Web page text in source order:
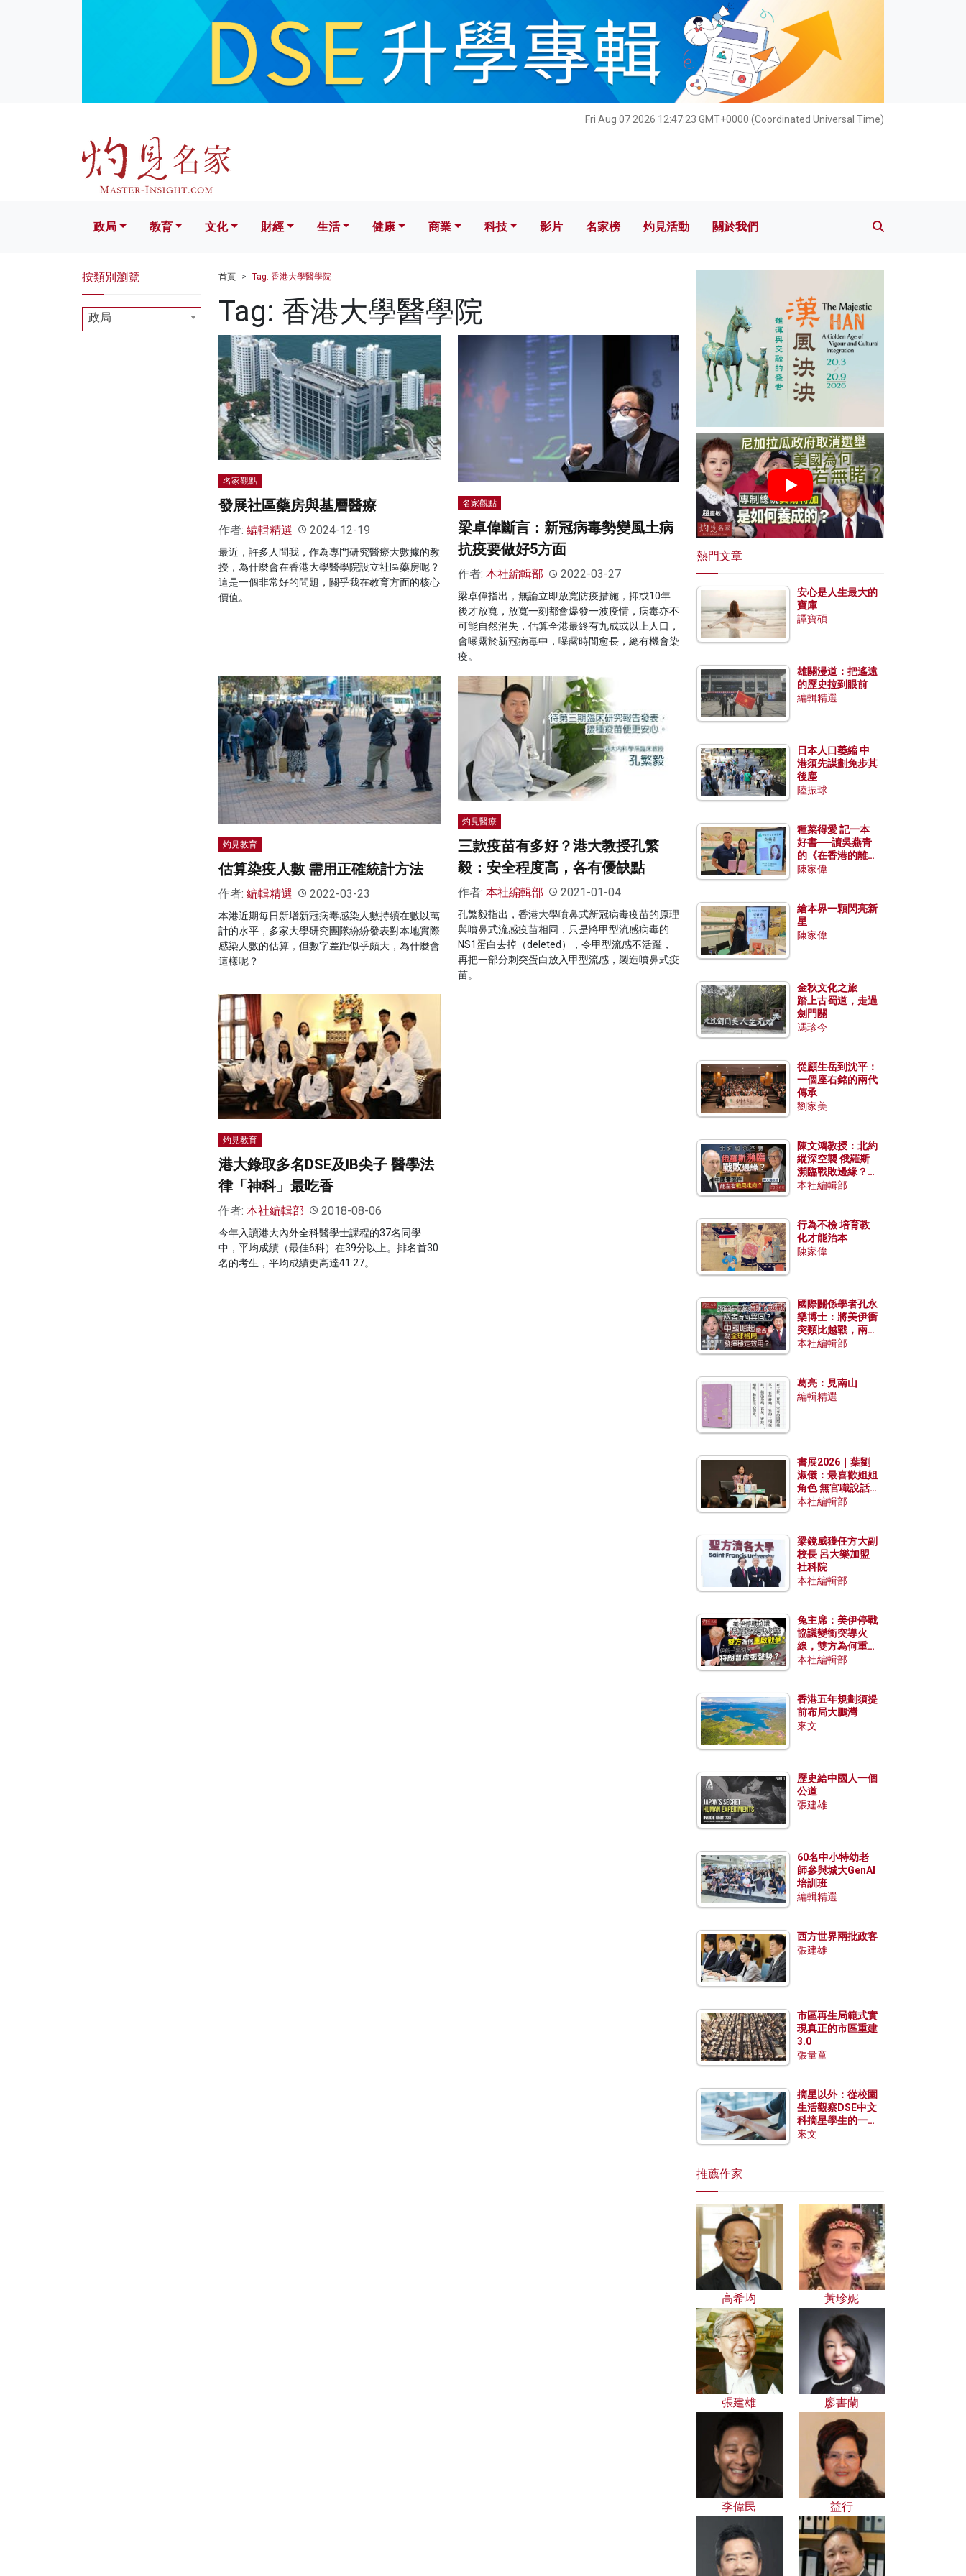
Fri Aug 07 2026 12:47:24 GMT+0000 (Coordinated Universal Time)
文化 財經 生活 健康 科技 影片 名家榜 灼見活動 關於我們
政局 教育 文化 財經 生活 健康 商業 科技 影片 名家榜 灼見活動 關於我們
首頁 Tag: 香港大學醫學院
Tag: 香港大學醫學院
名家觀點
發展社區藥房與基層醫療
作者: 編輯精選 2024-12-19
最近，許多人問我，作為專門研究醫療大數據的教
授，為什麼會在香港大學醫學院設立社區藥房呢？
這是一個非常好的問題，關乎我在教育方面的核心
價值。
名家觀點
梁卓偉斷言：新冠病毒勢變風土病
抗疫要做好5方面
作者: 本社編輯部 2022-03-27
梁卓偉指出，無論立即放寬防疫措施，抑或10年
後才放寬，放寬一刻都會爆發一波疫情，病毒亦不
可能自然消失，估算全港最終有九成或以上人口，
會曝露於新冠病毒中，曝露時間愈長，總有機會染
疫。
灼見教育
估算染疫人數 需用正確統計方法
作者: 編輯精選 2022-03-23
本港近期每日新增新冠病毒感染人數持續在數以萬
計的水平，多家大學研究團隊紛紛發表對本地實際
感染人數的估算，但數字差距似乎頗大，為什麼會
這樣呢？
灼見醫療
三款疫苗有多好？港大教授孔繁
毅：安全程度高，各有優缺點
作者: 本社編輯部 2021-01-04
孔繁毅指出，香港大學噴鼻式新冠病毒疫苗的原理
與噴鼻式流感疫苗相同，只是將甲型流感病毒的
NS1蛋白去掉（deleted），令甲型流感不活躍，
再把一部分刺突蛋白放入甲型流感，製造噴鼻式疫
苗。
灼見教育
港大錄取多名DSE及IB尖子 醫學法
律「神科」最吃香
作者: 本社編輯部 2018-08-06
今年入讀港大內外全科醫學士課程的37名同學
中，平均成績（最佳6科）在39分以上。排名首30
名的考生，平均成績更高達41.27。
按類別瀏覽
政局
熱門文章
安心是人生最大的
寶庫
譚寶碩
雄關漫道：把遙遠
的歷史拉到眼前
編輯精選
日本人口萎縮 中
港須先謀劃免步其
後塵
陸振球
種菜得愛 記一本
好書──讀吳燕青
的《在香港的離島
種菜》
陳家偉
繪本界一顆閃亮新
星
陳家偉
金秋文化之旅──
踏上古蜀道，走過
劍門關
馮珍今
從顧生岳到沈平：
一個座右銘的兩代
傳承
劉家美
陳文鴻教授：北約
縱深空襲 俄羅斯
瀕臨戰敗邊緣？中
國零部件能左右戰
本社編輯部
行為不檢 培育教
化才能治本
陳家偉
國際關係學者孔永
樂博士：將美伊衝
突類比越戰，兩者
有何異同？中國崛
本社編輯部
葛亮：見南山
編輯精選
書展2026｜葉劉
淑儀：最喜歡姐姐
角色 無官職說話
包袱少
本社編輯部
梁鏡威獲任方大副
校長 呂大樂加盟
社科院
本社編輯部
兔主席：美伊停戰
協議變衝突導火
線，雙方為何重啟
戰爭？伊朗一早洞
本社編輯部
香港五年規劃須提
前布局大鵬灣
來文
歷史給中國人一個
公道
張建雄
60名中小特幼老
師參與城大GenAI
培訓班
編輯精選
西方世界兩批政客
張建雄
市區再生局範式實
現真正的市區重建
3.0
張量童
摘星以外：從校園
生活觀察DSE中文
科摘星學生的一點
特質
來文
推薦作家
高希均 黃珍妮
張建雄 廖書蘭
李偉民 益行